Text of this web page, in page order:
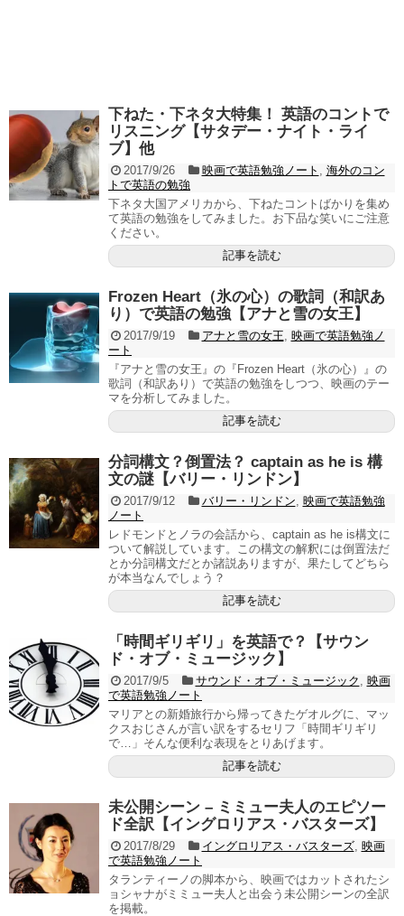
下ねた・下ネタ大特集！ 英語のコントで
リスニング【サタデー・ナイト・ライ
ブ】他
2017/9/26 映画で英語勉強ノート , 海外のコン
トで英語の勉強
下ネタ大国アメリカから、下ねたコントばかりを集め
て英語の勉強をしてみました。お下品な笑いにご注意
ください。
記事を読む
Frozen Heart（氷の心）の歌詞（和訳あ
り）で英語の勉強【アナと雪の女王】
2017/9/19 アナと雪の女王, 映画で英語勉強ノ
ート
『アナと雪の女王』の『Frozen Heart（氷の心）』の
歌詞（和訳あり）で英語の勉強をしつつ、映画のテー
マを分析してみました。
記事を読む
分詞構文？倒置法？ captain as he is 構
文の謎【バリー・リンドン】
2017/9/12 バリー・リンドン, 映画で英語勉強
ノート
レドモンドとノラの会話から、captain as he is構文に
ついて解説しています。この構文の解釈には倒置法だ
とか分詞構文だとか諸説ありますが、果たしてどちら
が本当なんでしょう？
記事を読む
「時間ギリギリ」を英語で？【サウン
ド・オブ・ミュージック】
2017/9/5 サウンド・オブ・ミュージック , 映画
で英語勉強ノート
マリアとの新婚旅行から帰ってきたゲオルグに、マッ
クスおじさんが言い訳をするセリフ「時間ギリギリ
で…」そんな便利な表現をとりあげます。
記事を読む
未公開シーン – ミミュー夫人のエピソー
ド全訳【イングロリアス・バスターズ】
2017/8/29 イングロリアス・バスターズ, 映画
で英語勉強ノート
タランティーノの脚本から、映画ではカットされたシ
ョシャナがミミュー夫人と出会う未公開シーンの全訳
を掲載。